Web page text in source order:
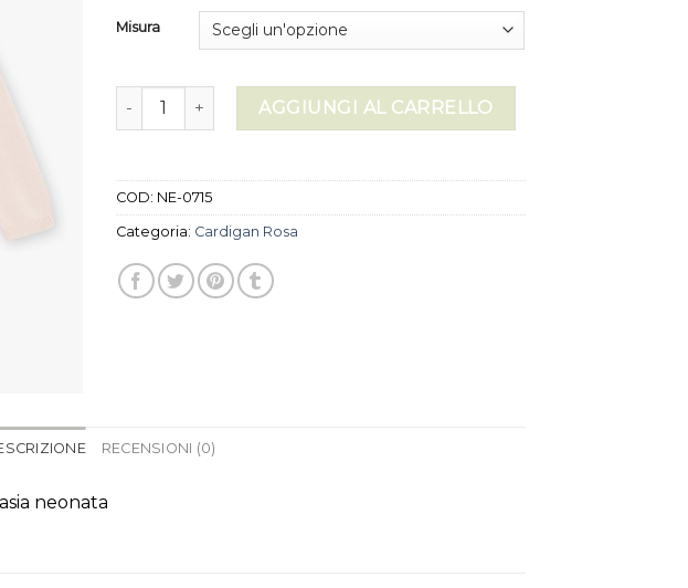
Misura
cardigan rosa quantitàAGGIUNGI AL CARRELLO
COD: NE-0715
Categoria: Cardigan Rosa
RECENSIONI (0)
neonata